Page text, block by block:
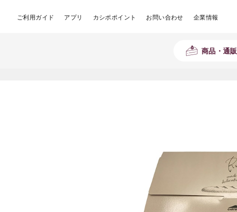
ご利用ガイド アプリ カシポポイント お問い合わせ 企業情報
商品・通販